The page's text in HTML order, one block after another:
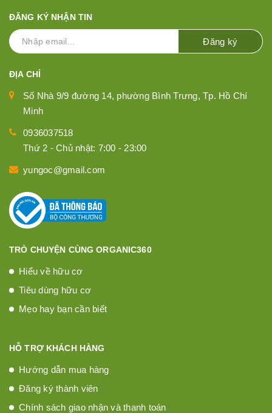
ĐĂNG KÝ NHẬN TIN
Đăng ký
ĐỊA CHỈ
Số Nhà 9/9 đường 14, phường Bình Trưng, Tp. Hồ Chí
Minh
0936037518
Thứ 2 - Chủ nhật: 7:00 - 23:00
yungoc@gmail.com
TRÒ CHUYỆN CÙNG ORGANIC360
Hiểu về hữu cơ
Tiêu dùng hữu cơ
Mẹo hay bạn cần biết
HỖ TRỢ KHÁCH HÀNG
Hướng dẫn mua hàng
Đăng ký thành viên
Chính sách giao nhận và thanh toán